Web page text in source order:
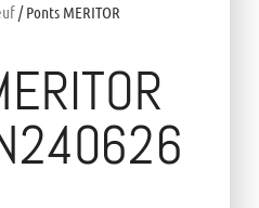
/ Ponts MERITOR